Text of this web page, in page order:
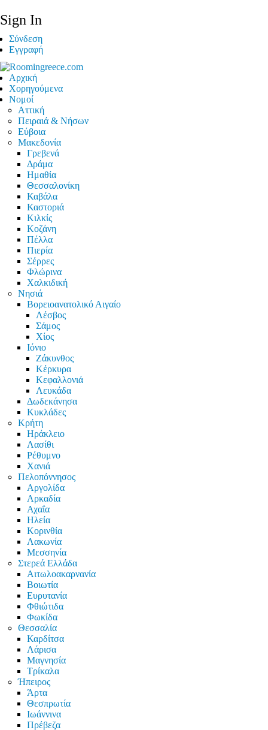
Sign In
Σύνδεση
Εγγραφή
Αρχική
Χορηγούμενα
Νομοί
Αττική
Πειραιά & Νήσων
Εύβοια
Μακεδονία
Γρεβενά
Δράμα
Ημαθία
Θεσσαλονίκη
Καβάλα
Καστοριά
Κιλκίς
Κοζάνη
Πέλλα
Πιερία
Σέρρες
Φλώρινα
Χαλκιδική
Νησιά
Βορειοανατολικό Αιγαίο
Λέσβος
Σάμος
Χίος
Ιόνιο
Ζάκυνθος
Κέρκυρα
Κεφαλλονιά
Λευκάδα
Δωδεκάνησα
Κυκλάδες
Κρήτη
Ηράκλειο
Λασίθι
Ρέθυμνο
Χανιά
Πελοπόννησος
Αργολίδα
Αρκαδία
Αχαΐα
Ηλεία
Κορινθία
Λακωνία
Μεσσηνία
Στερεά Ελλάδα
Αιτωλοακαρνανία
Βοιωτία
Ευρυτανία
Φθιώτιδα
Φωκίδα
Θεσσαλία
Καρδίτσα
Λάρισα
Μαγνησία
Τρίκαλα
Ήπειρος
Άρτα
Θεσπρωτία
Ιωάννινα
Πρέβεζα